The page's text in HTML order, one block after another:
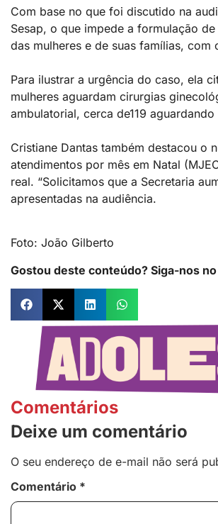
Com base no que foi discutido na
Sesap, o que impede a formulação
das mulheres e de suas famílias,
Para ilustrar a urgência do caso, ela
mulheres aguardam cirurgias
ambulatorial, cerca de119
Cristiane Dantas também destacou o
atendimentos por mês em Natal
real. “Solicitamos que a Secretaria
apresentadas na audiência.
Foto: João Gilberto
Gostou deste conteúdo? Siga-nos no
Comentários
Deixe um comentário
O seu endereço de e-mail não será
Comentário *